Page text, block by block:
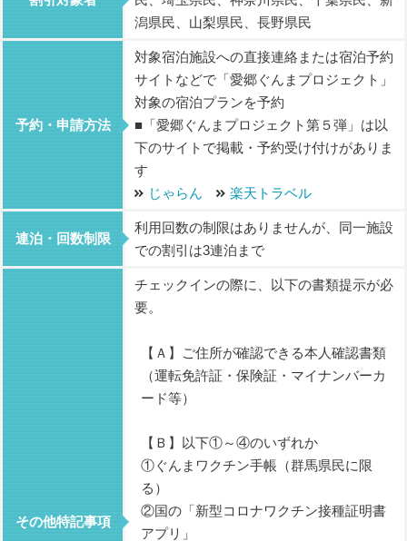
潟県民、山梨県民、長野県民
予約・申請方法
対象宿泊施設への直接連絡または宿泊予約
サイトなどで「愛郷ぐんまプロジェクト」
対象の宿泊プランを予約
■「愛郷ぐんまプロジェクト第５弾」は以
下のサイトで掲載・予約受け付けがありま
す
じゃらん
楽天トラベル
連泊・回数制限
利用回数の制限はありませんが、同一施設
での割引は3連泊まで
その他特記事項
チェックインの際に、以下の書類提示が必
要。
【Ａ】ご住所が確認できる本人確認書類
（運転免許証・保険証・マイナンバーカ
ード等）
【Ｂ】以下①～④のいずれか
①ぐんまワクチン手帳（群馬県民に限
る）
②国の「新型コロナワクチン接種証明書
アプリ」